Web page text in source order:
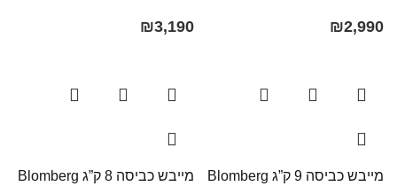
₪2,990
₪3,190
מייבש כביסה 9 ק”ג Blomberg
מייבש כביסה 8 ק”ג Blomberg